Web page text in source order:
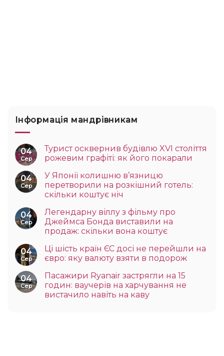
Інформація мандрівникам
04
Сер
Турист осквернив будівлю XVI століття
рожевим графіті: як його покарали
04
Сер
У Японії колишню в’язницю
перетворили на розкішний готель:
скільки коштує ніч
04
Сер
Легендарну віллу з фільму про
Джеймса Бонда виставили на
продаж: скільки вона коштує
04
Сер
Ці шість країн ЄС досі не перейшли на
євро: яку валюту взяти в подорож
04
Сер
Пасажири Ryanair застрягли на 15
годин: ваучерів на харчування не
вистачило навіть на каву